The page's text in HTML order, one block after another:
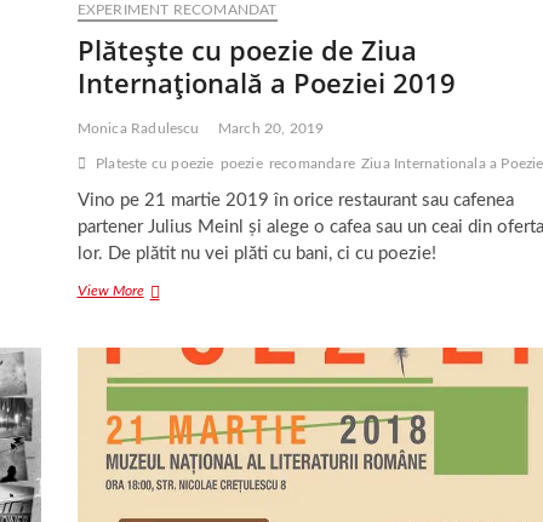
EXPERIMENT RECOMANDAT
Plăteşte cu poezie de Ziua
Internaţională a Poeziei 2019
Monica Radulescu March 20, 2019
Plateste cu poezie poezie recomandare Ziua Internationala a
Vino pe 21 martie 2019 în orice restaurant sau cafenea
partener Julius Meinl și alege o cafea sau un ceai din oferta
lor. De plătit nu vei plăti cu bani, ci cu poezie!
View MorePlăteşte
Ziua
Poeziei
2019